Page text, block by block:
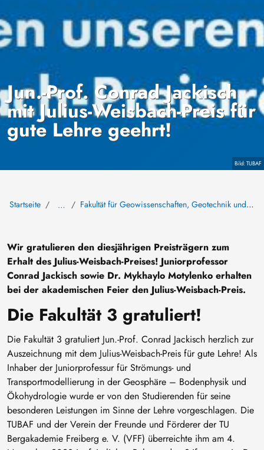
Copyright
TUBAF
Jun.-Prof. Conrad Jackisch
mit Julius-Weisbach-Preis für
gute Lehre geehrt!
Startseite … Fakultät für Geowissenschaften, Geotechnik und Bergbau
Wir gratulieren den diesjährigen Preisträgern zum
Erhalt des Julius-Weisbach-Preises! Juniorprofessor
Conrad Jackisch sowie Dr. Mykhaylo Motylenko erhalten
bei der akademischen Feier den Julius-Weisbach-Preis.
Die Fakultät 3 gratuliert!
Die Fakultät 3 gratuliert Jun.-Prof. Conrad Jackisch herzlich zur
Auszeichnung mit dem Julius-Weisbach-Preis für gute Lehre! Als
Inhaber der Juniorprofessur für Strömungs- und
Transportmodellierung in der Geosphäre – Bodenphysik und
Ökohydrologie wurde er von den Studierenden für seine
besonderen Leistungen im Sinne der Lehre vorgeschlagen. Die
TUBAF und der Verein der Freunde und Förderer der TU
Bergakademie Freiberg e. V. (VFF) überreichte ihm am 4.